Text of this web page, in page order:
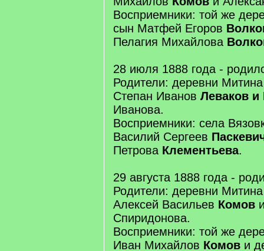
Восприемники: той же
сын Матфей Егоров
Пелагия Михайлова
28 июля 1888 года -
Родители: деревни Митина
Степан Иванов Леваков и
Иванова.
Восприемники: села
Василий Сергеев
Петрова Клементьева.
29 августа 1888 года -
Родители: деревни Митина
Алексей Васильев Комов
Спиридонова.
Восприемники: той же
Иван Михайлов Комов и